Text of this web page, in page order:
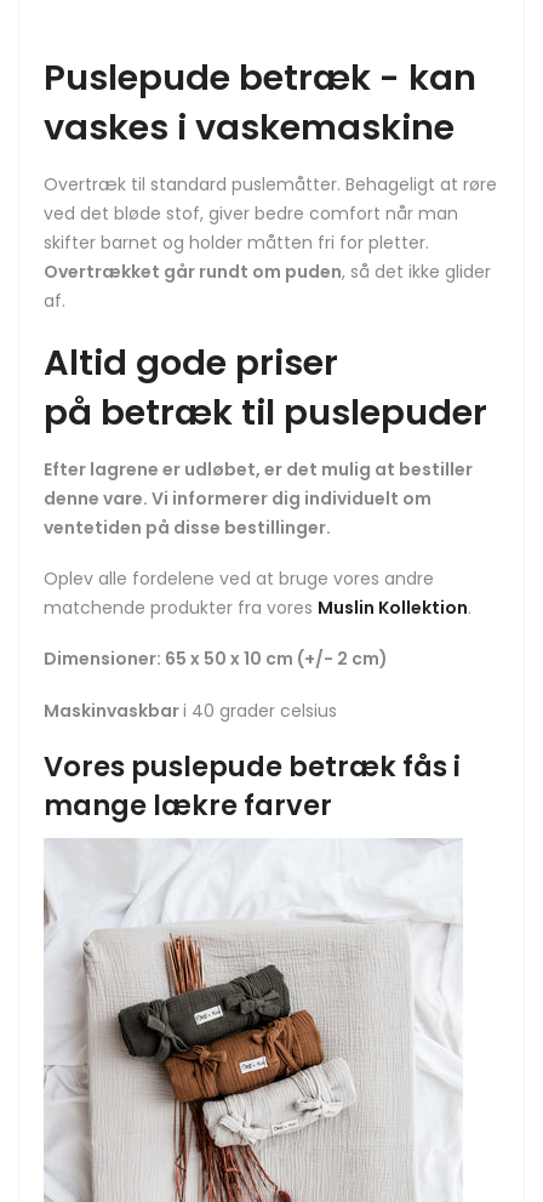
Puslepude betræk - kan
vaskes i vaskemaskine
Overtræk til standard puslemåtter. Behageligt at røre
ved det bløde stof, giver bedre comfort når man
skifter barnet og holder måtten fri for pletter.
Overtrækket går rundt om puden, så det ikke glider
af.
Altid gode priser
på betræk til puslepuder
Efter lagrene er udløbet, er det mulig at bestiller
denne vare. Vi informerer dig individuelt om
ventetiden på disse bestillinger.
Oplev alle fordelene ved at bruge vores andre
matchende produkter fra vores Muslin Kollektion.
Dimensioner: 65 x 50 x 10 cm (+/- 2 cm)
Maskinvaskbari 40 grader celsius
Vores puslepude betræk fås i
mange lækre farver